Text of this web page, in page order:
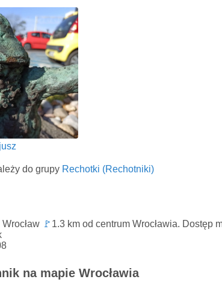
do grupy Rechotki (Rechotniki)
🚩 1.3 km od centrum Wrocławia. Dostęp
na mapie Wrocławia